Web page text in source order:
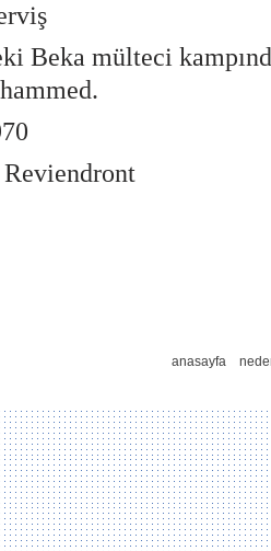
Beka mülteci
anasayfa